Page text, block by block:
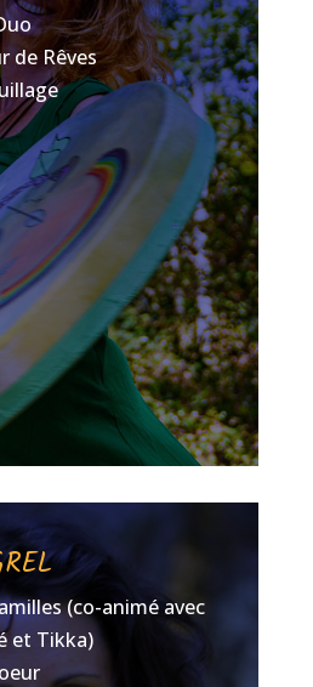
de Rêves
(co-animé avec
et Tikka)